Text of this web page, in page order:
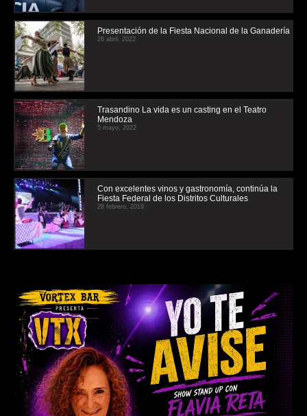
Presentación de la Fiesta Nacional de la Ganadería
26 abril, 2022
Trasandino La vida es un casting en el Teatro
Mendoza
5 mayo, 2022
Con excelentes vinos y gastronomía, continúa la
Fiesta Federal de los Distritos Culturales
28 febrero, 2019